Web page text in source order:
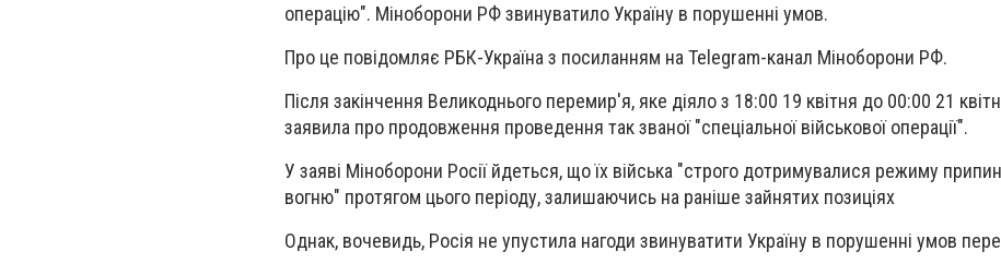
операцію". Міноборони РФ звинуватило Україну в порушенні умов.
Про це повідомляє РБК-Україна з посиланням на Telegram-канал Міноборони РФ.
Після закінчення Великоднього перемир'я, яке діяло з 18:00 19 квітня до 00:00 21
заявила про продовження проведення так званої "спеціальної військової операції".
У заяві Міноборони Росії йдеться, що їх війська "строго дотримувалися режиму
вогню" протягом цього періоду, залишаючись на раніше зайнятих позиціях
Однак, вочевидь, Росія не упустила нагоди звинуватити Україну в порушенні умов